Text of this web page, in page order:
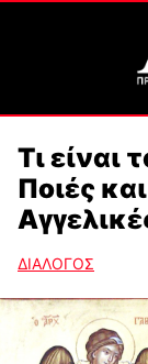
Τι είναι
Ποιές
ΔΙΑΛΟΓΟΣ